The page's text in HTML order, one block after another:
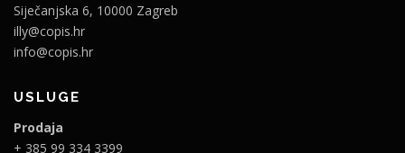
Siječanjska 6, 10000 Zagreb
illy@copis.hr
info@copis.hr
USLUGE
Prodaja
+ 385 99 334 3399